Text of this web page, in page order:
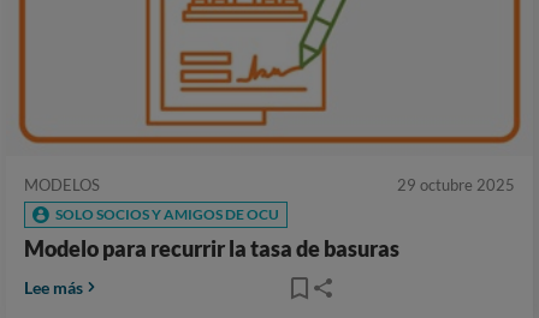
MODELOS 29 octubre 2025
SOLO SOCIOS Y AMIGOS DE OCU
Modelo para recurrir la tasa de basuras
Lee más